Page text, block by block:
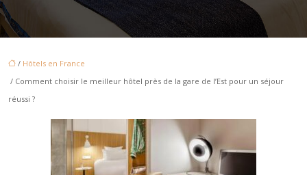
/ Hôtels en France
/ Comment choisir le meilleur hôtel près de la gare de l’Est pour un séjour
réussi ?